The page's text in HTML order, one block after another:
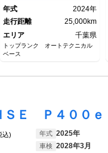
ビ ３Ｄビュー ＯＰ２１Ａ
Ｗ レッドキャリパー 新車保
年式
2024年
走行距離
25,000km
エリア
千葉県
トップランク オートテクニカル
ベース
込) 年式 2025年
車検 2028年3月